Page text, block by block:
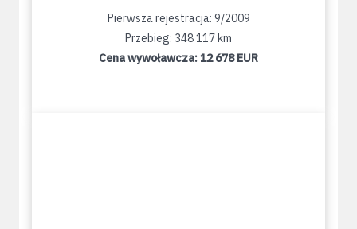
Pierwsza rejestracja: 9/2009
Przebieg: 348 117 km
Cena wywoławcza:12 678 EUR